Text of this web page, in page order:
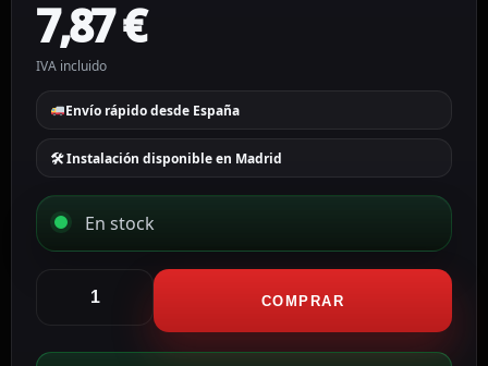
7,87€
IVA incluido
Envío rápido desde España
🛠 Instalación disponible en Madrid
En stock
Soporte
Altura
COMPRAR